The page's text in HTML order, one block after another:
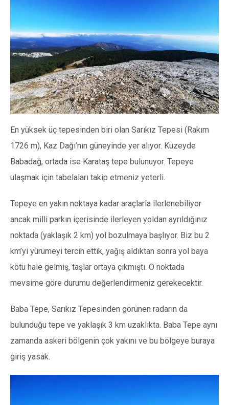
En yüksek üç tepesinden biri olan Sarıkız Tepesi (Rakım
1726 m), Kaz Dağı’nın güneyinde yer alıyor. Kuzeyde
Babadağ, ortada ise Karataş tepe bulunuyor. Tepeye
ulaşmak için tabelaları takip etmeniz yeterli.
Tepeye en yakın noktaya kadar araçlarla ilerlenebiliyor
ancak milli parkın içerisinde ilerleyen yoldan ayrıldığınız
noktada (yaklaşık 2 km) yol bozulmaya başlıyor. Biz bu 2
km’yi yürümeyi tercih ettik, yağış aldıktan sonra yol baya
kötü hale gelmiş, taşlar ortaya çıkmıştı. O noktada
mevsime göre durumu değerlendirmeniz gerekecektir.
Baba Tepe, Sarıkız Tepesinden görünen radarın da
bulunduğu tepe ve yaklaşık 3 km uzaklıkta. Baba Tepe aynı
zamanda askeri bölgenin çok yakını ve bu bölgeye buraya
giriş yasak.